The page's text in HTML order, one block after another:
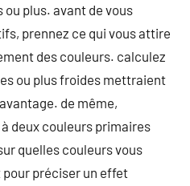
plus. avant de vous
prennez ce qui vous attire
des couleurs. calculez
ou plus froides mettraient
de même,
deux couleurs primaires
quelles couleurs vous
préciser un effet